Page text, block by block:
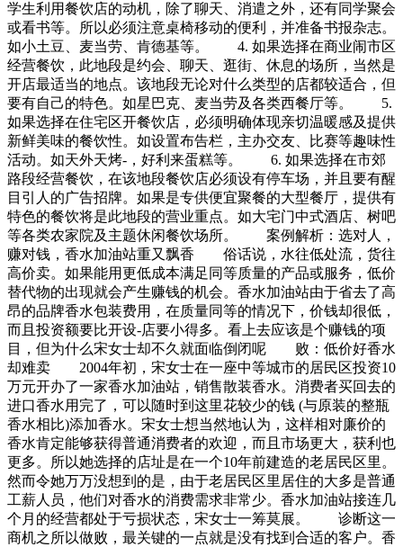
学生利用餐饮店的动机，除了聊天、消遣之外，还有同学聚会
或看书等。所以必须注意桌椅移动的便利，并准备书报杂志。
如小土豆、麦当劳、肯德基等。 4. 如果选择在商业闹市区
经营餐饮，此地段是约会、聊天、逛街、休息的场所，当然是
开店最适当的地点。该地段无论对什么类型的店都较适合，但
要有自己的特色。如星巴克、麦当劳及各类西餐厅等。 5.
如果选择在住宅区开餐饮店，必须明确体现亲切温暖感及提供
新鲜美味的餐饮性。如设置布告栏，主办交友、比赛等趣味性
活动。如天外天烤-，好利来蛋糕等。 6. 如果选择在市郊
路段经营餐饮，在该地段餐饮店必须设有停车场，并且要有醒
目引人的广告招牌。如果是专供便宜聚餐的大型餐厅，提供有
特色的餐饮将是此地段的营业重点。如大宅门中式酒店、树吧
等各类农家院及主题休闲餐饮场所。 案例解析：选对人，
赚对钱，香水加油站重又飘香 俗话说，水往低处流，货往
高价卖。如果能用更低成本满足同等质量的产品或服务，低价
替代物的出现就会产生赚钱的机会。香水加油站由于省去了高
昂的品牌香水包装费用，在质量同等的情况下，价钱却很低，
而且投资额要比开设-店要小得多。看上去应该是个赚钱的项
目，但为什么宋女士却不久就面临倒闭呢 败：低价好香水
却难卖 2004年初，宋女士在一座中等城市的居民区投资10
万元开办了一家香水加油站，销售散装香水。消费者买回去的
进口香水用完了，可以随时到这里花较少的钱 (与原装的整瓶
香水相比)添加香水。宋女士想当然地认为，这样相对廉价的
香水肯定能够获得普通消费者的欢迎，而且市场更大，获利也
更多。所以她选择的店址是在一个10年前建造的老居民区里。
然而令她万万没想到的是，由于老居民区里居住的大多是普通
工薪人员，他们对香水的消费需求非常少。香水加油站接连几
个月的经营都处于亏损状态，宋女士一筹莫展。 诊断这一
商机之所以做败，最关键的一点就是没有找到合适的客户。香